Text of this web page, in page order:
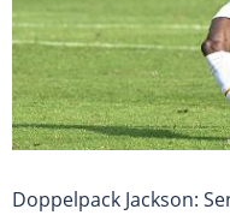
Doppelpack Jackson: